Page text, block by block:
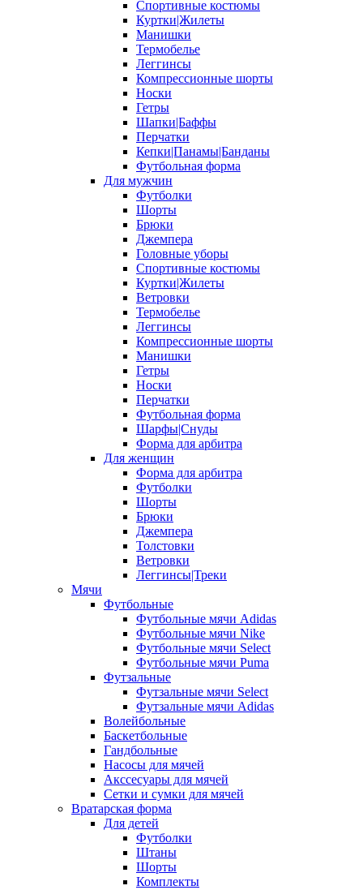
Спортивные костюмы
Куртки|Жилеты
Манишки
Термобелье
Леггинсы
Компрессионные шорты
Носки
Гетры
Шапки|Баффы
Перчатки
Кепки|Панамы|Банданы
Футбольная форма
Для мужчин
Футболки
Шорты
Брюки
Джемпера
Головные уборы
Спортивные костюмы
Куртки|Жилеты
Ветровки
Термобелье
Леггинсы
Компрессионные шорты
Манишки
Гетры
Носки
Перчатки
Футбольная форма
Шарфы|Снуды
Форма для арбитра
Для женщин
Форма для арбитра
Футболки
Шорты
Брюки
Джемпера
Толстовки
Ветровки
Леггинсы|Треки
Мячи
Футбольные
Футбольные мячи Adidas
Футбольные мячи Nike
Футбольные мячи Select
Футбольные мячи Puma
Футзальные
Футзальные мячи Select
Футзальные мячи Adidas
Волейбольные
Баскетбольные
Гандбольные
Насосы для мячей
Акссесуары для мячей
Сетки и сумки для мячей
Вратарская форма
Для детей
Футболки
Штаны
Шорты
Комплекты